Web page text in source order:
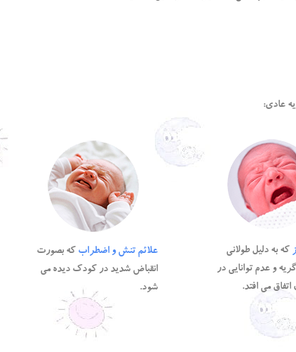
عادی:
که به دلیل طولانی
و عدم توانایی در
می افتد.
علائم تنش و اضطراب که بصورت
انقباض شدید در کودک دیده می
شود.